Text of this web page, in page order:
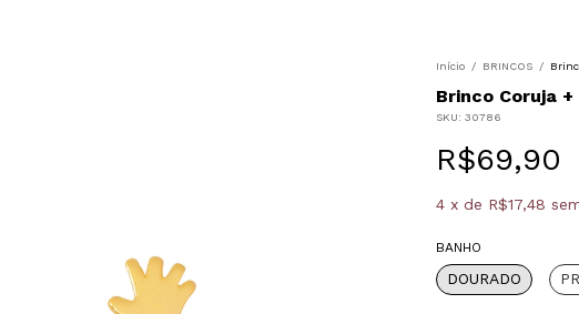
Início / BRINCOS /
Brinco Coruja
SKU: 30786
R$69,90
4 x de R$17,48
BANHO
DOURADO